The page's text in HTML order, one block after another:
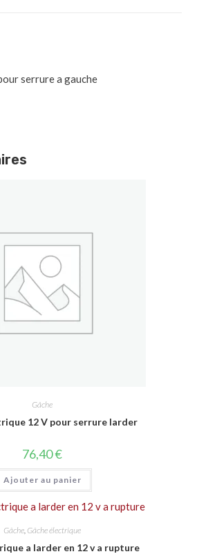
serrure a gauche
Gâche
12 V pour serrure larder
76,40€
Ajouter au panier
Gâche Gâche électrique
a larder en 12 v a rupture